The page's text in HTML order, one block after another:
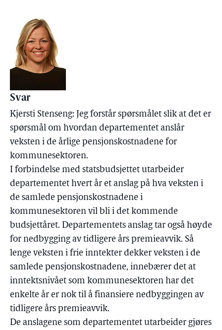
Svar
Kjersti Stenseng: Jeg forstår spørsmålet slik at det er
spørsmål om hvordan departementet anslår
veksten i de årlige pensjonskostnadene for
kommunesektoren.
I forbindelse med statsbudsjettet utarbeider
departementet hvert år et anslag på hva veksten i
de samlede pensjonskostnadene i
kommunesektoren vil bli i det kommende
budsjettåret. Departementets anslag tar også høyde
for nedbygging av tidligere års premieavvik. Så
lenge veksten i frie inntekter dekker veksten i de
samlede pensjonskostnadene, innebærer det at
inntektsnivået som kommunesektoren har det
enkelte år er nok til å finansiere nedbyggingen av
tidligere års premieavvik.
De anslagene som departementet utarbeider gjøres